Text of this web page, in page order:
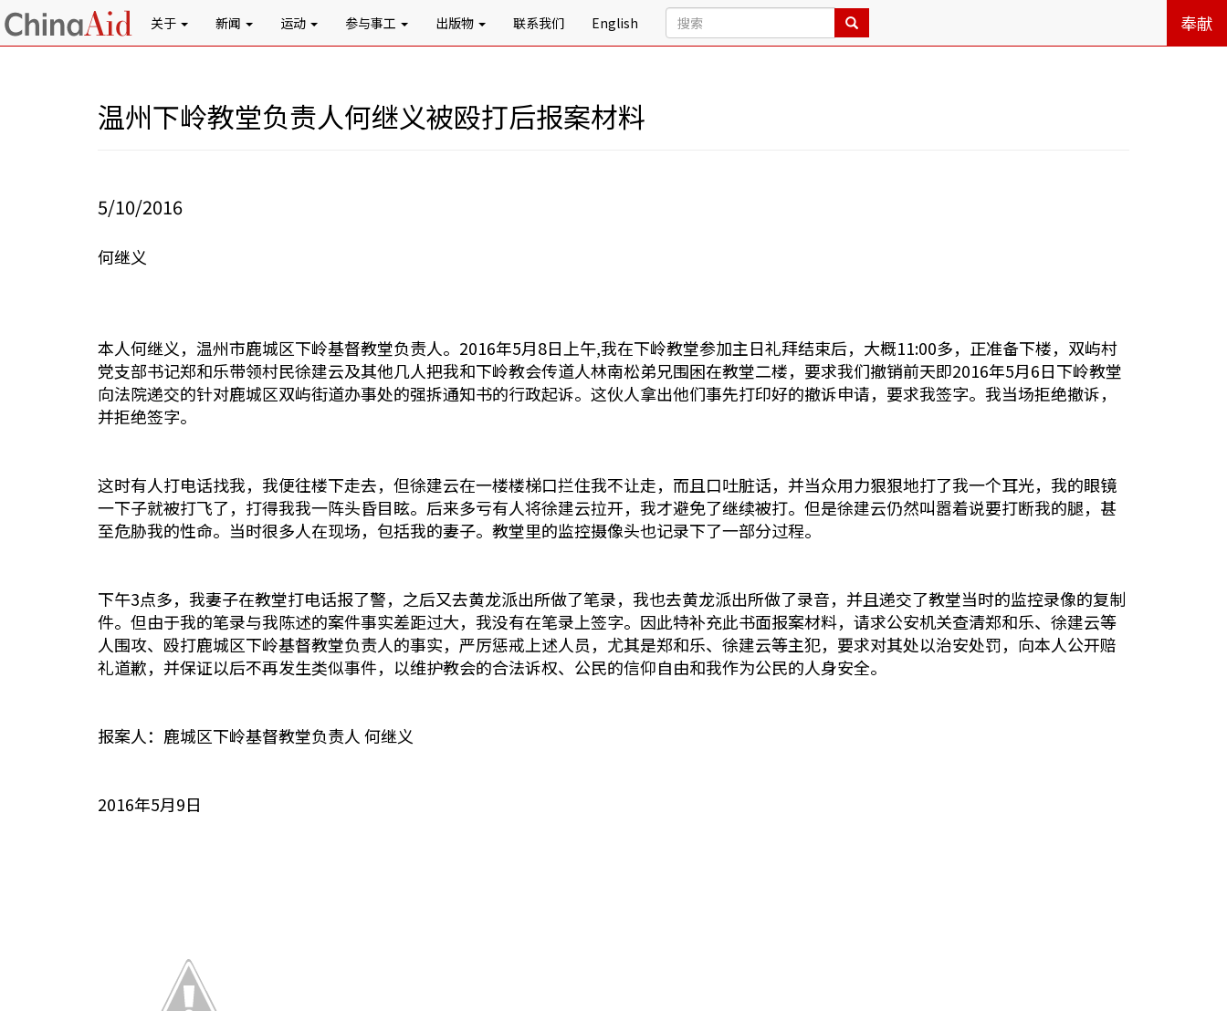
关于 新闻 运动 参与事工 出版物 联系我们 English 奉献
温州下岭教堂负责人何继义被殴打后报案材料
5/10/2016
何继义
本人何继义，温州市鹿城区下岭基督教堂负责人。2016年5月8日上午,我在下岭教堂参加主日礼拜结束后，大概11:00多，正准备下楼，双屿村
党支部书记郑和乐带领村民徐建云及其他几人把我和下岭教会传道人林南松弟兄围困在教堂二楼，要求我们撤销前天即2016年5月6日下岭教堂
向法院递交的针对鹿城区双屿街道办事处的强拆通知书的行政起诉。这伙人拿出他们事先打印好的撤诉申请，要求我签字。我当场拒绝撤诉，
并拒绝签字。
这时有人打电话找我，我便往楼下走去，但徐建云在一楼楼梯口拦住我不让走，而且口吐脏话，并当众用力狠狠地打了我一个耳光，我的眼镜
一下子就被打飞了，打得我我一阵头昏目眩。后来多亏有人将徐建云拉开，我才避免了继续被打。但是徐建云仍然叫嚣着说要打断我的腿，甚
至危胁我的性命。当时很多人在现场，包括我的妻子。教堂里的监控摄像头也记录下了一部分过程。
下午3点多，我妻子在教堂打电话报了警，之后又去黄龙派出所做了笔录，我也去黄龙派出所做了录音，并且递交了教堂当时的监控录像的复制
件。但由于我的笔录与我陈述的案件事实差距过大，我没有在笔录上签字。因此特补充此书面报案材料，请求公安机关查清郑和乐、徐建云等
人围攻、殴打鹿城区下岭基督教堂负责人的事实，严厉惩戒上述人员，尤其是郑和乐、徐建云等主犯，要求对其处以治安处罚，向本人公开赔
礼道歉，并保证以后不再发生类似事件，以维护教会的合法诉权、公民的信仰自由和我作为公民的人身安全。
报案人：鹿城区下岭基督教堂负责人 何继义
2016年5月9日